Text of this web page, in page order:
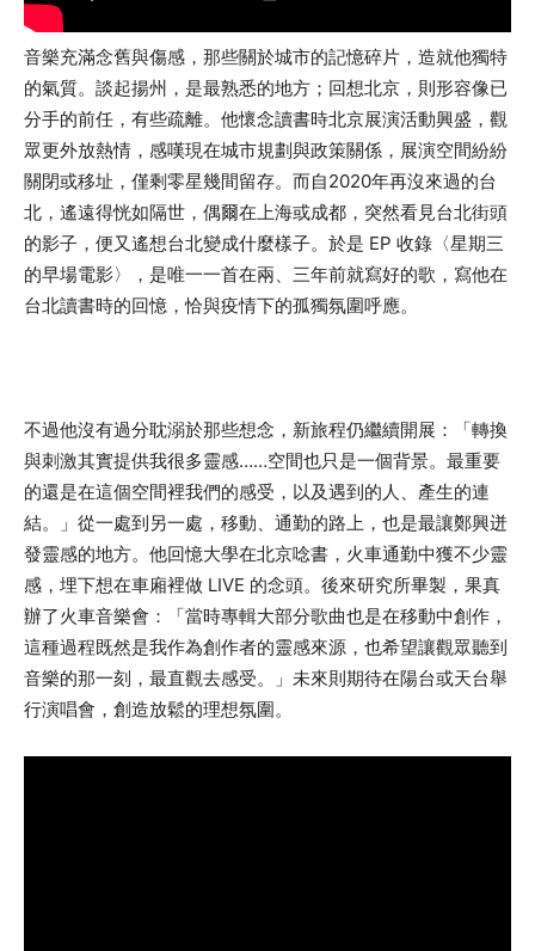
音樂充滿念舊與傷感，那些關於城市的記憶碎片，造就他獨特
的氣質。談起揚州，是最熟悉的地方；回想北京，則形容像已
分手的前任，有些疏離。他懷念讀書時北京展演活動興盛，觀
眾更外放熱情，感嘆現在城市規劃與政策關係，展演空間紛紛
關閉或移址，僅剩零星幾間留存。而自2020年再沒來過的台
北，遙遠得恍如隔世，偶爾在上海或成都，突然看見台北街頭
的影子，便又遙想台北變成什麼樣子。於是 EP 收錄〈星期三
的早場電影〉，是唯一一首在兩、三年前就寫好的歌，寫他在
台北讀書時的回憶，恰與疫情下的孤獨氛圍呼應。
不過他沒有過分耽溺於那些想念，新旅程仍繼續開展：「轉換
與刺激其實提供我很多靈感……空間也只是一個背景。最重要
的還是在這個空間裡我們的感受，以及遇到的人、產生的連
結。」從一處到另一處，移動、通勤的路上，也是最讓鄭興迸
發靈感的地方。他回憶大學在北京唸書，火車通勤中獲不少靈
感，埋下想在車廂裡做 LIVE 的念頭。後來研究所畢製，果真
辦了火車音樂會：「當時專輯大部分歌曲也是在移動中創作，
這種過程既然是我作為創作者的靈感來源，也希望讓觀眾聽到
音樂的那一刻，最直觀去感受。」未來則期待在陽台或天台舉
行演唱會，創造放鬆的理想氛圍。